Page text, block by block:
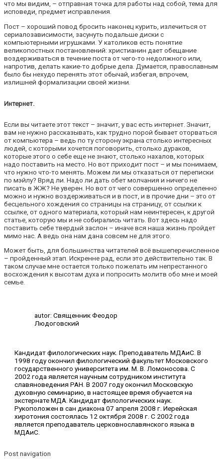
что мы видим, – отправная точка для работы над собой, тема для
исповеди, предмет исправления.
Пост – хороший повод бросить наконец курить, излечиться от
сериалозависимости, засунуть подальше диски с
компьютерными игрушками. У католиков есть понятие
великопостных постановлений: христианин дает обещание
воздерживаться в течение поста от чего-то недолжного или,
напротив, делать какие-то добрые дела. Думается, православным
было бы нехудо перенять этот обычай, избегая, впрочем,
излишней формализации своей жизни.
Интернет.
Если вы читаете этот текст – значит, у вас есть интернет. Значит,
вам не нужно рассказывать, как трудно порой бывает оторваться
от компьютера – ведь по ту сторону экрана столько интересных
людей, с которыми хочется поговорить, столько дураков,
которые этого о себе еще не знают, столько нахалов, которых
надо поставить на место. Но вот приходит пост – и мы понимаем,
что нужно что-то менять. Можем ли мы отказаться от переписки
по мэйлу? Вряд ли. Надо ли дать обет молчания и ничего не
писать в ЖЖ? Не уверен. Но вот от чего совершенно определенно
можно и нужно воздерживаться и в пост, и в прочие дни – это от
бесцельного хождения со страницы на страницу, от ссылки к
ссылке, от одного материала, который нам неинтересен, к другой
статье, которую мы и не собирались читать. Вот здесь надо
поставить себе твердый заслон – иначе вся наша жизнь пройдет
мимо нас. А ведь она нам дана совсем не для этого.
Может быть, для большинства читателей всё вышеперечисленное
– пройденный этап. Искренне рад, если это действительно так. В
таком случае мне остается только пожелать им непрестанного
восхождения к высотам духа и попросить молитв обо мне и моей
семье.
autor: Священник Феодор
Людоговский
Кандидат филологических наук. Преподаватель МДАиС. В
1998 году окончил филологический факультет Московского
государственного университета им. М. В. Ломоносова. С
2002 года является научным сотрудником института
славяноведения РАН. В 2007 году окончил Московскую
духовную семинарию, в настоящее время обучается на
экстернате МДА. Кандидат филологических наук.
Рукоположен в сан диакона 07 апреля 2008 г. Иерейская
хиротония состоялась 12 октября 2008 г. С 2002 года
является преподаватель церковнославянского языка в
МДАиС.
Post navigation